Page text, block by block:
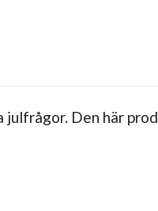
Den här